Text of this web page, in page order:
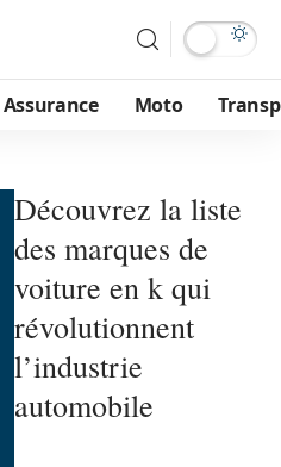
Assurance Moto
Découvrez la liste
des marques de
voiture en k qui
révolutionnent
l’industrie
automobile